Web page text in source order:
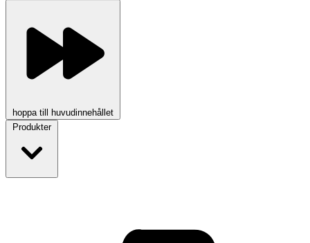
hoppa till huvudinnehållet
Produkter